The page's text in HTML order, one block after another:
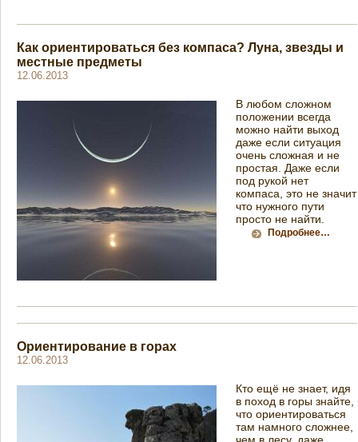
Как ориентироваться без компаса? Луна, звезды и
местные предметы
12.06.2013
В любом сложном
положении всегда
можно найти выход
даже если ситуация
очень сложная и не
простая. Даже если
под рукой нет
компаса, это не значит
что нужного пути
просто не найти.
Подробнее…
Ориентирование в горах
12.06.2013
Кто ещё не знает, идя
в поход в горы знайте,
что ориентироваться
там намного сложнее,